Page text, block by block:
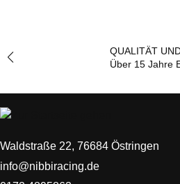
QUALITÄT
Über 15 Jahre
Waldstraße 22, 76684 Östringen
info@nibbiracing.de